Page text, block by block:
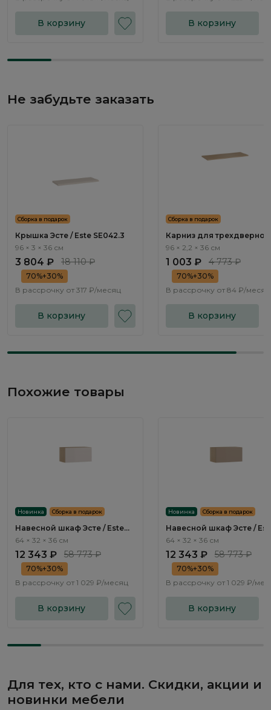
В корзину В корзину
Не забудьте заказать
Сборка в подарок
Крышка Эсте / Este SE042.3
96 × 3 × 36 см
3 804 ₽ 18 110 ₽
70%+30%
В рассрочку от 317 ₽/месяц
В корзину
Сборка в подарок
Карниз для
шкафа Эсте / Este SE053.0
96 × 2,2 × 36 см
1 003 ₽ 4 773 ₽
70%+30%
В рассрочку от 84 ₽/месяц
В корзину
Похожие товары
Новинка Сборка в подарок
Навесной шкаф Эсте / Este
SE011.1
64 × 32 × 36 см
12 343 ₽ 58 773 ₽
70%+30%
В рассрочку от 1 029 ₽/месяц
В корзину
Новинка Сборка в подарок
Навесной шкаф Эсте /
SE011.2
64 × 32 × 36 см
12 343 ₽ 58 773 ₽
70%+30%
В рассрочку от 1 029 ₽/
В корзину
Для тех, кто с нами. Скидки, акции и
новинки мебели